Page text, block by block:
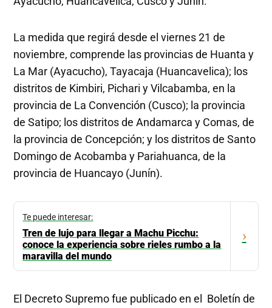
La medida que regirá desde el viernes 21 de
noviembre, comprende las provincias de Huanta y
La Mar (Ayacucho), Tayacaja (Huancavelica); los
distritos de Kimbiri, Pichari y Vilcabamba, en la
provincia de La Convención (Cusco); la provincia
de Satipo; los distritos de Andamarca y Comas, de
la provincia de Concepción; y los distritos de Santo
Domingo de Acobamba y Pariahuanca, de la
provincia de Huancayo (Junín).
Te puede interesar:
Tren de lujo para llegar a Machu Picchu:
conoce la experiencia sobre rieles rumbo a la
maravilla del mundo
›
El Decreto Supremo fue publicado en el Boletín de